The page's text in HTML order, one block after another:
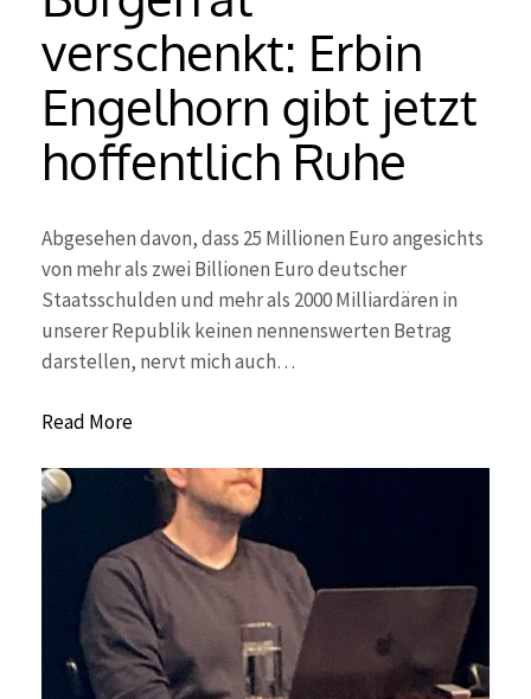
verschenkt: Erbin
Engelhorn gibt jetzt
hoffentlich Ruhe
Abgesehen davon, dass 25 Millionen Euro angesichts
von mehr als zwei Billionen Euro deutscher
Staatsschulden und mehr als 2000 Milliardären in
unserer Republik keinen nennenswerten Betrag
darstellen, nervt mich auch…
Read More